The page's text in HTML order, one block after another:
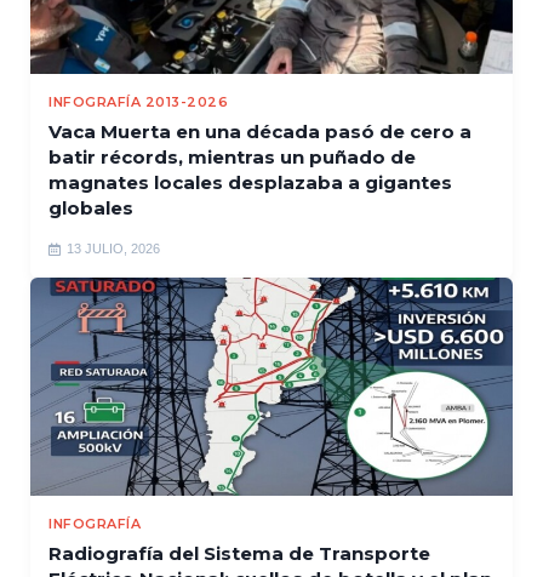
INFOGRAFÍA 2013-2026
Vaca Muerta en una década pasó de cero a
batir récords, mientras un puñado de
magnates locales desplazaba a gigantes
globales
13 JULIO, 2026
INFOGRAFÍA
Radiografía del Sistema de Transporte